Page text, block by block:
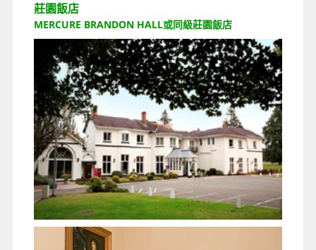
莊園飯店
MERCURE BRANDON HALL或同級莊園飯店